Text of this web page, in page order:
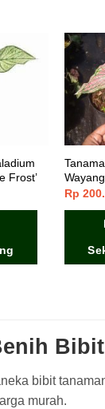
Frost’
Wayang
Rp
bibit
murah.